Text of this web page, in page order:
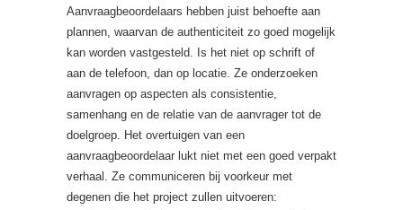
Aanvraagbeoordelaars hebben juist behoefte aan
plannen, waarvan de authenticiteit zo goed mogelijk
kan worden vastgesteld. Is het niet op schrift of
aan de telefoon, dan op locatie. Ze onderzoeken
aanvragen op aspecten als consistentie,
samenhang en de relatie van de aanvrager tot de
doelgroep. Het overtuigen van een
aanvraagbeoordelaar lukt niet met een goed verpakt
verhaal. Ze communiceren bij voorkeur met
degenen die het project zullen uitvoeren: